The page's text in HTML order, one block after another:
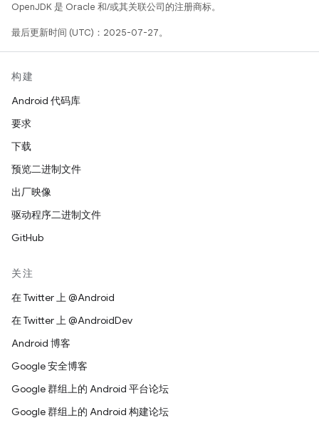
OpenJDK 是 Oracle 和/或其关联公司的注册商标。
最后更新时间 (UTC)：2025-07-27。
构建
Android 代码库
要求
下载
预览二进制文件
出厂映像
驱动程序二进制文件
GitHub
关注
在 Twitter 上 @Android
在 Twitter 上 @AndroidDev
Android 博客
Google 安全博客
Google 群组上的 Android 平台论坛
Google 群组上的 Android 构建论坛